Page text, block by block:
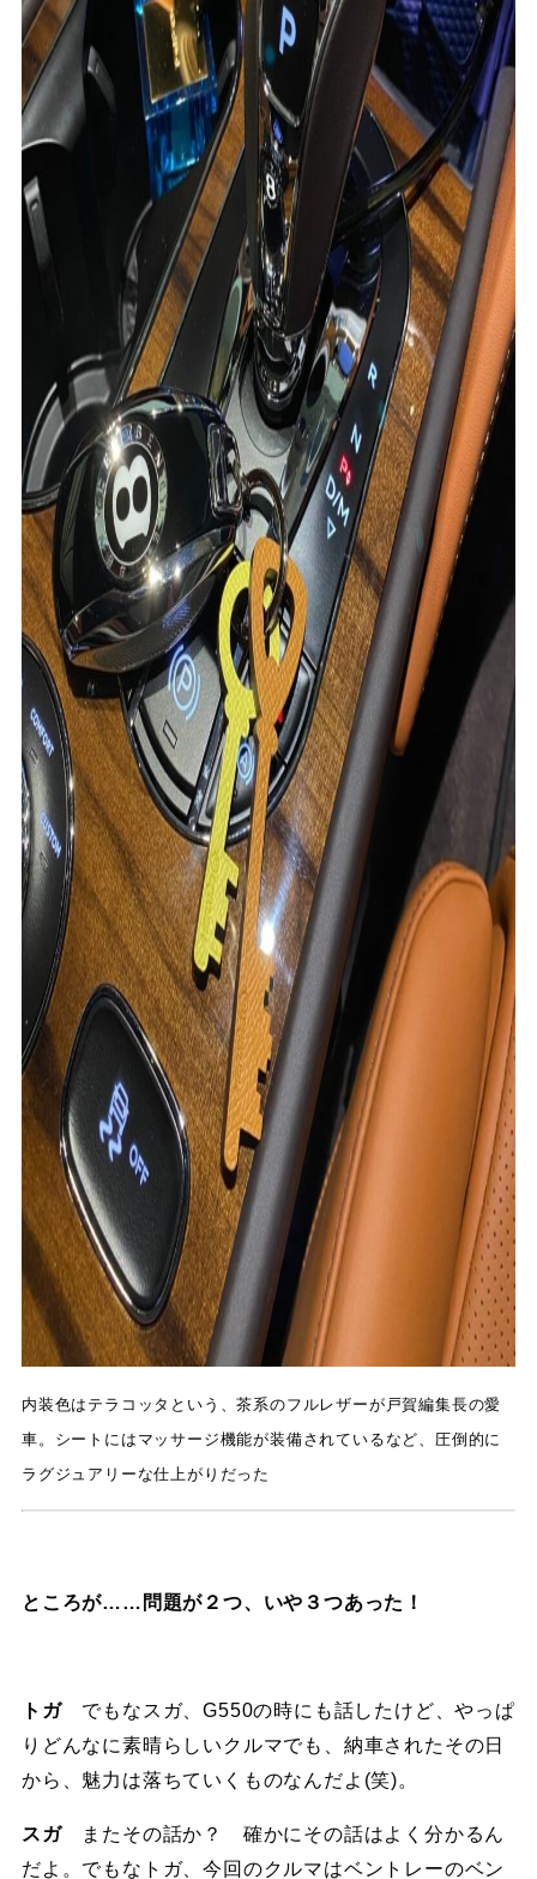
内装色はテラコッタという、茶系のフルレザーが戸賀編集長の愛
車。シートにはマッサージ機能が装備されているなど、圧倒的に
ラグジュアリーな仕上がりだった
ところが……問題が２つ、いや３つあった！
トガ でもなスガ、G550の時にも話したけど、やっぱ
りどんなに素晴らしいクルマでも、納車されたその日
から、魅力は落ちていくものなんだよ(笑)。
スガ
またその話か？ 確かにその話はよく分かるん
だよ。でもなトガ、今回のクルマはベントレーのベン